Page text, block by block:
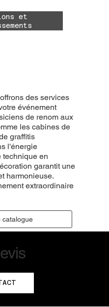
des services
événement
de renom aux
les cabines de
graffitis
l'énergie
technique en
garantit une
harmonieuse.
extraordinaire
catalogue
et